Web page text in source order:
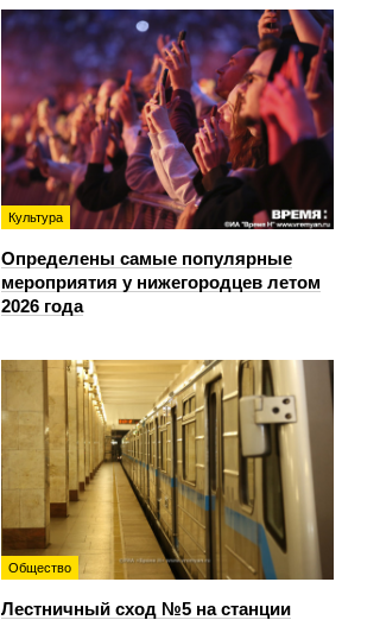
Культура
Определены самые популярные
мероприятия у нижегородцев летом
2026 года
Общество
Лестничный сход №5 на станции